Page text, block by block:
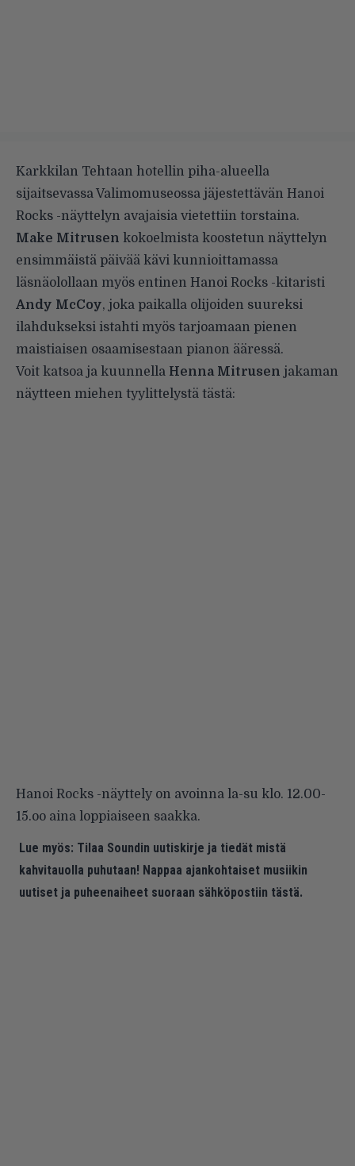
Karkkilan Tehtaan hotellin piha-alueella
sijaitsevassa Valimomuseossa jäjestettävän Hanoi
Rocks -näyttelyn avajaisia vietettiin torstaina.
Make Mitrusen kokoelmista koostetun näyttelyn
ensimmäistä päivää kävi kunnioittamassa
läsnäolollaan myös entinen Hanoi Rocks -kitaristi
Andy McCoy, joka paikalla olijoiden suureksi
ilahdukseksi istahti myös tarjoamaan pienen
maistiaisen osaamisestaan pianon ääressä.
Voit katsoa ja kuunnella Henna Mitrusen jakaman
näytteen miehen tyylittelystä tästä:
Hanoi Rocks -näyttely on avoinna la-su klo. 12.00-
15.oo aina loppiaiseen saakka.
Lue myös: Tilaa Soundin uutiskirje ja tiedät mistä
kahvitauolla puhutaan! Nappaa ajankohtaiset musiikin
uutiset ja puheenaiheet suoraan sähköpostiin tästä.